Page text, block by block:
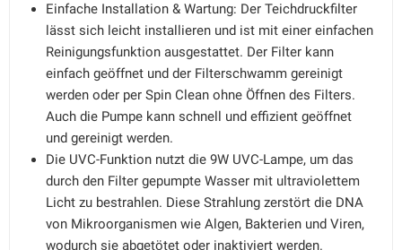
Einfache Installation & Wartung: Der Teichdruckfilter
lässt sich leicht installieren und ist mit einer einfachen
Reinigungsfunktion ausgestattet. Der Filter kann
einfach geöffnet und der Filterschwamm gereinigt
werden oder per Spin Clean ohne Öffnen des Filters.
Auch die Pumpe kann schnell und effizient geöffnet
und gereinigt werden.
Die UVC-Funktion nutzt die 9W UVC-Lampe, um das
durch den Filter gepumpte Wasser mit ultraviolettem
Licht zu bestrahlen. Diese Strahlung zerstört die DNA
von Mikroorganismen wie Algen, Bakterien und Viren,
wodurch sie abgetötet oder inaktiviert werden.